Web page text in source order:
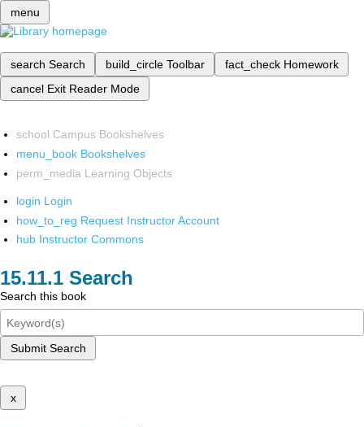
menu
search Search build_circle Toolbar fact_check Homework
cancel Exit Reader Mode
school Campus Bookshelves
menu_book Bookshelves
perm_media Learning Objects
login Login
how_to_reg Request Instructor Account
hub Instructor Commons
Search
Search this book
Submit Search
x